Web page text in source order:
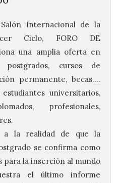
Internacional de la
Ciclo, FORO DE
una amplia oferta en
postgrados, cursos de
permanente, becas….
universitarios,
profesionales,
a la realidad de que la
se confirma como
para la inserción al mundo
el último informe